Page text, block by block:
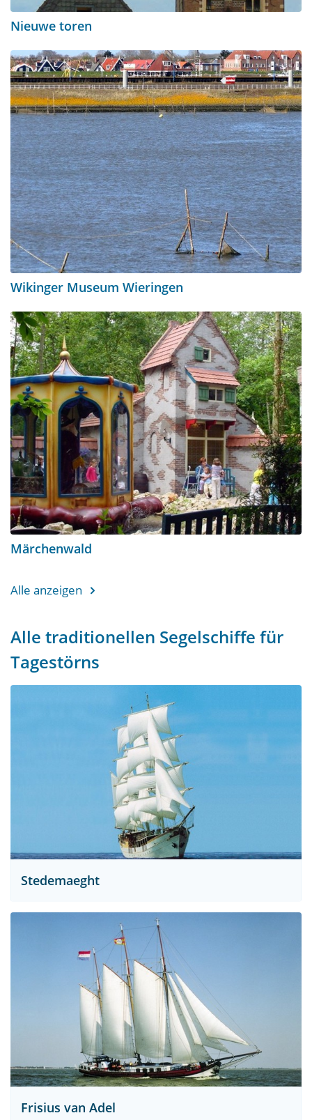
Nieuwe toren
Wikinger Museum Wieringen
Märchenwald
Alle anzeigen
Alle traditionellen Segelschiffe für
Tagestörns
Stedemaeght
Frisius van Adel